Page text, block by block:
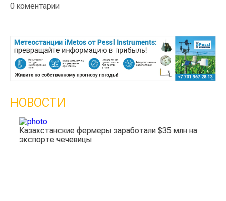
0 коментарии
НОВОСТИ
Казахстанские фермеры заработали $35 млн на
экспорте чечевицы